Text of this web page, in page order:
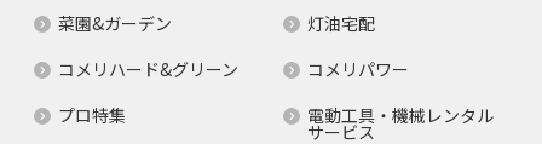
菜園&ガーデン
灯油宅配
コメリハード&グリーン
コメリパワー
プロ特集
電動工具・機械レンタル
サービス